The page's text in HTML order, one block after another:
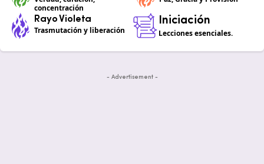
concentración
Rayo Violeta
Trasmutación y liberación
Iniciación
Lecciones esenciales.
- Advertisement -